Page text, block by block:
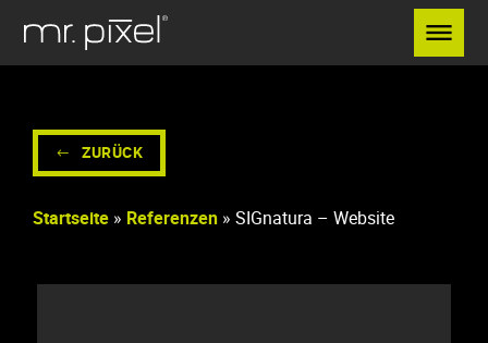
ZURÜCK
Startseite» Referenzen» SIGnatura – Website